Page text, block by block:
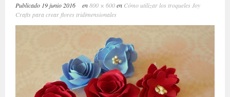
Publicado 19 junio 2016 en800 × 600en Cómo utilizar los troqueles Joy
Crafts para crear flores tridimensionales